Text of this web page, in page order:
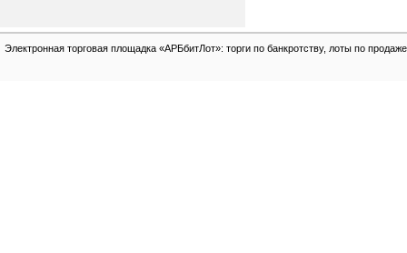
Электронная торговая площадка «АРБбитЛот»: торги по банкротству, лоты по